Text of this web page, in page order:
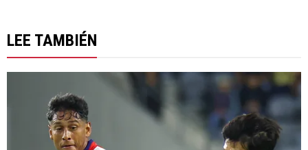
LEE TAMBIÉN